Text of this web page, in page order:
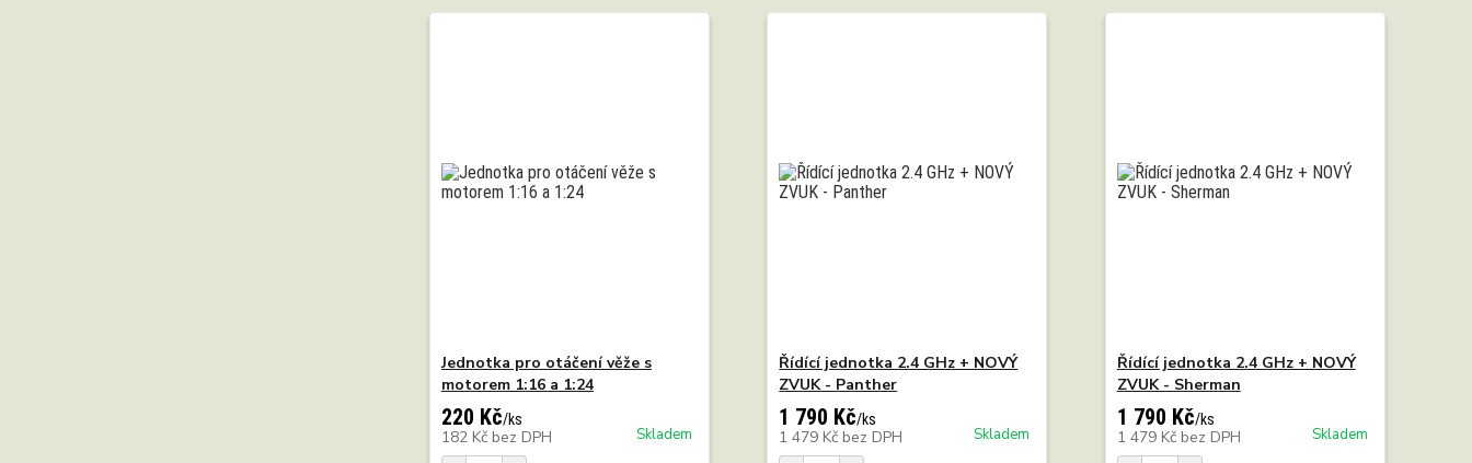
Jednotka pro otáčení věže s
motorem 1:16 a 1:24
220 Kč/ks
182 Kč bez DPH Skladem
Řídící jednotka 2.4 GHz + NOVÝ
ZVUK - Panther
1 790 Kč/ks
1 479 Kč bez DPH Skladem
Řídící jednotka 2.4 GHz + NOVÝ
ZVUK - Sherman
1 790 Kč/ks
1 479 Kč bez DPH Skladem